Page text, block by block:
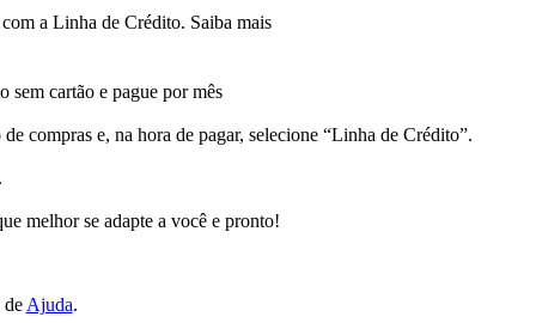
a Linha de Crédito. Saiba mais
cartão e pague por mês
compras e, na hora de pagar, selecione “Linha de Crédito”.
melhor se adapte a você e pronto!
de Ajuda.